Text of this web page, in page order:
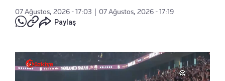
07 Ağustos, 2026 - 17:03
07 Ağustos, 2026 - 17:19
Paylaş